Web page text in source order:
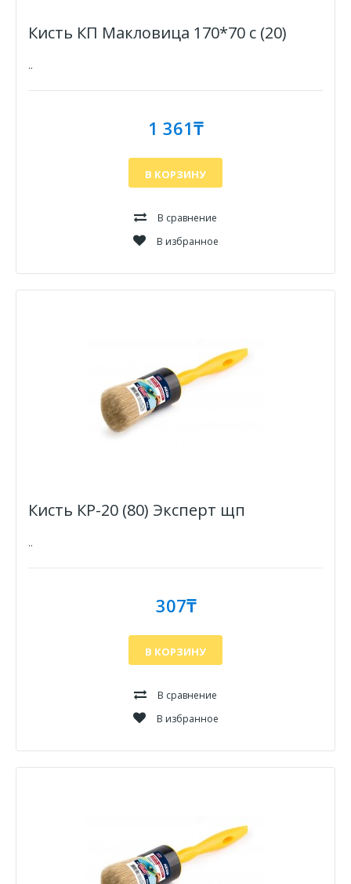
Кисть КП Макловица 170*70 с (20)
..
1 361₸
В КОРЗИНУ
В сравнение
В избранное
Кисть КР-20 (80) Эксперт щп
..
307₸
В КОРЗИНУ
В сравнение
В избранное